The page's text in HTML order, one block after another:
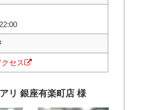
クセス
リ 銀座有楽町店 様